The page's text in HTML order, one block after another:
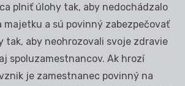
plniť úlohy tak, aby nedochádzalo
majetku a sú povinný zabezpečovať
tak, aby neohrozovali svoje zdravie
spoluzamestnancov. Ak hrozí
je zamestnanec povinný na